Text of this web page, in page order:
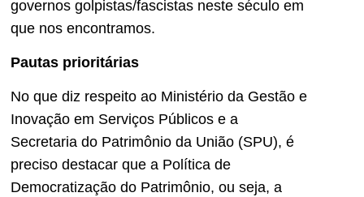
governos golpistas/fascistas neste século em
que nos encontramos.
Pautas prioritárias
No que diz respeito ao Ministério da Gestão e
Inovação em Serviços Públicos e a
Secretaria do Patrimônio da União (SPU), é
preciso destacar que a Política de
Democratização do Patrimônio, ou seja, a